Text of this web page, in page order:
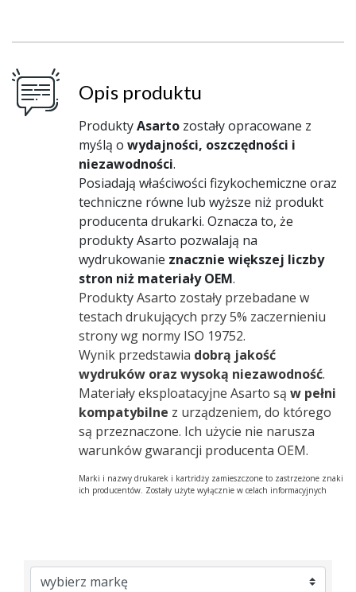
Opis produktu
ProduktyAsarto zostały opracowane z
myślą o wydajności, oszczędności i
niezawodności.
Posiadają właściwości fizykochemiczne oraz
techniczne równe lub wyższe niż produkt
producenta drukarki. Oznacza to, że
produkty Asarto pozwalają na
wydrukowanie znacznie większej liczby
stron niż materiały OEM.
Produkty Asarto zostały przebadane w
testach drukujących przy 5% zaczernieniu
strony wg normy ISO 19752.
Wynik przedstawia dobrą jakość
wydruków oraz wysoką niezawodność.
Materiały eksploatacyjne Asarto są w pełni
kompatybilne z urządzeniem, do którego
są przeznaczone. Ich użycie nie narusza
warunków gwarancji producenta OEM.
Marki i nazwy drukarek i kartridży zamieszczone to zastrzeżone znaki
ich producentów. Zostały użyte wyłącznie w celach informacyjnych